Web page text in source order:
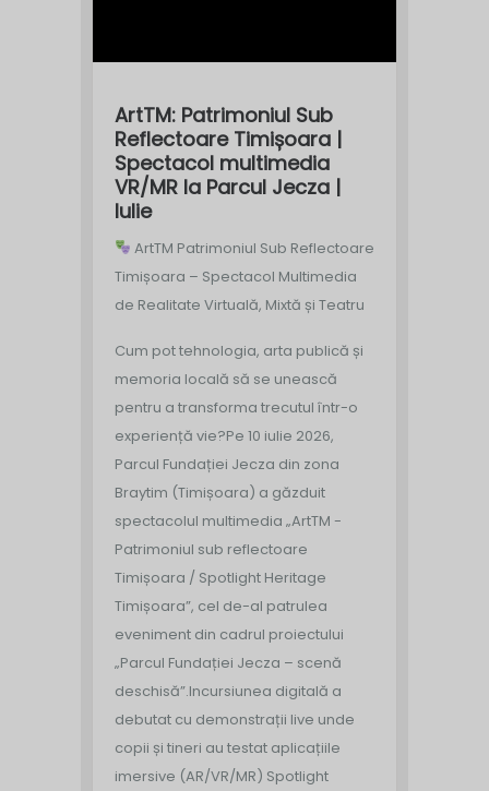
ArtTM: Patrimoniul Sub
Reflectoare Timișoara |
Spectacol multimedia
VR/MR la Parcul Jecza |
Iulie
ArtTM Patrimoniul Sub Reflectoare
Timișoara – Spectacol Multimedia
de Realitate Virtuală, Mixtă și Teatru
Cum pot tehnologia, arta publică și
memoria locală să se unească
pentru a transforma trecutul într-o
experiență vie?Pe 10 iulie 2026,
Parcul Fundației Jecza din zona
Braytim (Timișoara) a găzduit
spectacolul multimedia „ArtTM -
Patrimoniul sub reflectoare
Timișoara / Spotlight Heritage
Timișoara”, cel de-al patrulea
eveniment din cadrul proiectului
„Parcul Fundației Jecza – scenă
deschisă”.Incursiunea digitală a
debutat cu demonstrații live unde
copii și tineri au testat aplicațiile
imersive (AR/VR/MR) Spotlight